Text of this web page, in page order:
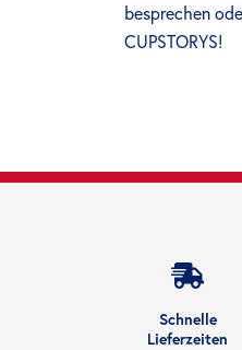
besprechen
CUPSTORYS!
Schnelle
Lieferzeiten